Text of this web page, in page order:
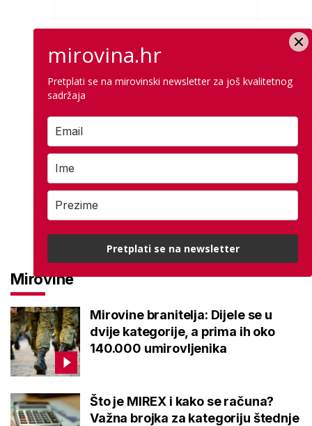
Mirovine
Mirovine branitelja: Dijele se u
dvije kategorije, a prima ih oko
140.000 umirovljenika
Što je MIREX i kako se računa?
Važna brojka za kategoriju štednje
mirovina.hr
Pretplati se na mirovinski newsletter za još kvalitetnog
sadržaja
Pretplati se na newsletter